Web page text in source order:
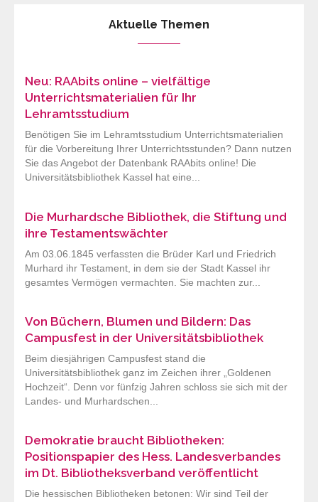
Aktuelle Themen
Neu: RAAbits online – vielfältige
Unterrichtsmaterialien für Ihr
Lehramtsstudium
Benötigen Sie im Lehramtsstudium Unterrichtsmaterialien
für die Vorbereitung Ihrer Unterrichtsstunden? Dann nutzen
Sie das Angebot der Datenbank RAAbits online! Die
Universitätsbibliothek Kassel hat eine...
Die Murhardsche Bibliothek, die Stiftung und
ihre Testamentswächter
Am 03.06.1845 verfassten die Brüder Karl und Friedrich
Murhard ihr Testament, in dem sie der Stadt Kassel ihr
gesamtes Vermögen vermachten. Sie machten zur...
Von Büchern, Blumen und Bildern: Das
Campusfest in der Universitätsbibliothek
Beim diesjährigen Campusfest stand die
Universitätsbibliothek ganz im Zeichen ihrer „Goldenen
Hochzeit“. Denn vor fünfzig Jahren schloss sie sich mit der
Landes- und Murhardschen...
Demokratie braucht Bibliotheken:
Positionspapier des Hess. Landesverbandes
im Dt. Bibliotheksverband veröffentlicht
Die hessischen Bibliotheken betonen: Wir sind Teil der